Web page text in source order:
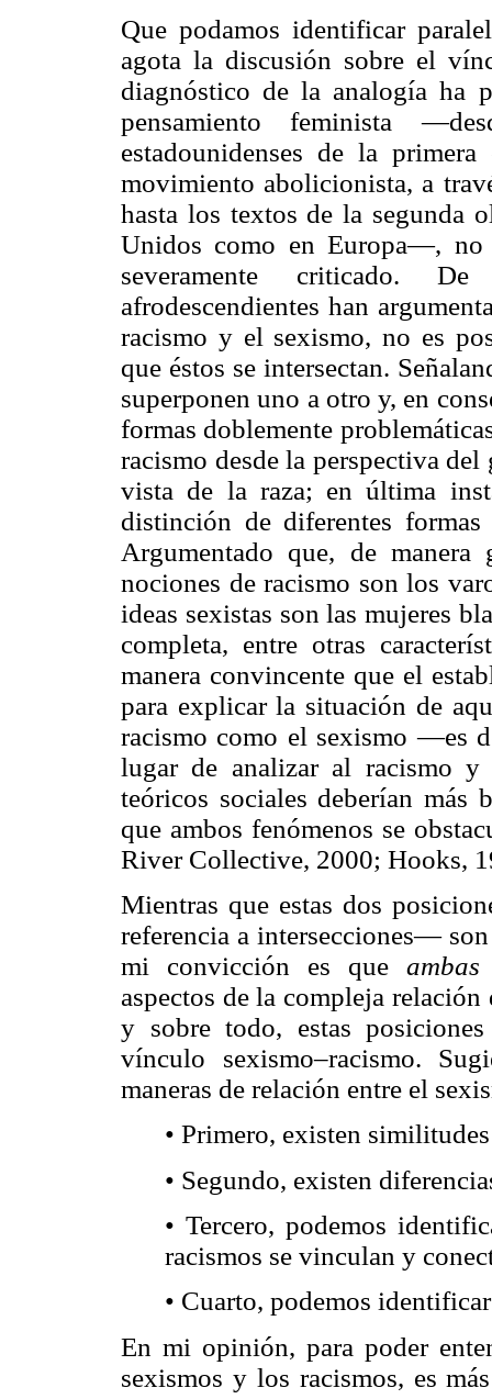
Que podamos identificar
agota la discusión sobre el
diagnóstico de la analogía ha
pensamiento feminista
estadounidenses de la
movimiento abolicionista, a
hasta los textos de la segunda
Unidos como en Europa—, no
severamente criticado.
afrodescendientes han
racismo y el sexismo, no es
que éstos se intersectan.
superponen uno a otro y, en
formas doblemente
racismo desde la perspectiva
vista de la raza; en última
distinción de diferentes
Argumentado que, de
nociones de racismo son los
ideas sexistas son las mujeres
completa, entre otras
manera convincente que el
para explicar la situación de
racismo como el sexismo —es
lugar de analizar al racismo y
teóricos sociales deberían más
que ambos fenómenos se
River Collective, 2000; Hooks,
Mientras que estas dos
referencia a intersecciones—
mi convicción es que
aspectos de la compleja
y sobre todo, estas
vínculo sexismo–racismo.
maneras de relación entre el
• Primero, existen
• Segundo, existen
• Tercero, podemos
racismos se vinculan y
• Cuarto, podemos
En mi opinión, para poder
sexismos y los racismos, es